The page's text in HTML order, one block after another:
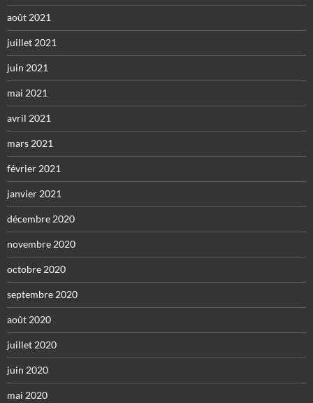
août 2021
juillet 2021
juin 2021
mai 2021
avril 2021
mars 2021
février 2021
janvier 2021
décembre 2020
novembre 2020
octobre 2020
septembre 2020
août 2020
juillet 2020
juin 2020
mai 2020